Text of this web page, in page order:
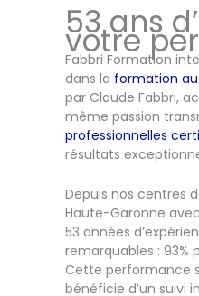
53 ans
votre
Fabbri Formation
dans la formation
par Claude Fabbri,
même passion
professionnelles
résultats
Depuis nos centres
Haute-Garonne
53 années
remarquables : 93%
Cette performance
bénéficie d’un suivi